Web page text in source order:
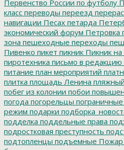
Первенство России по футболу
класс переводы переезд
навигации Песах петарда
экономический форум Петровка
зона пешеходные переходы
Пивенко пикет пикник Пикник
пиротехника письмо в редакцию
питание план мероприятий
плитка площадь Ленина
побег из колонии побои
погода погорельцы пограничные
режим подарки
подделка поддельные права
подростковая преступность
подтопленцы подъемные Пожар